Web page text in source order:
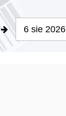
6 sie 2026